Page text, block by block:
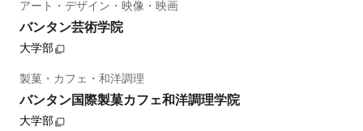
アート・デザイン・映像・映画
バンタン芸術学院
大学部
製菓・カフェ・和洋調理
バンタン国際製菓カフェ和洋調理学院
大学部